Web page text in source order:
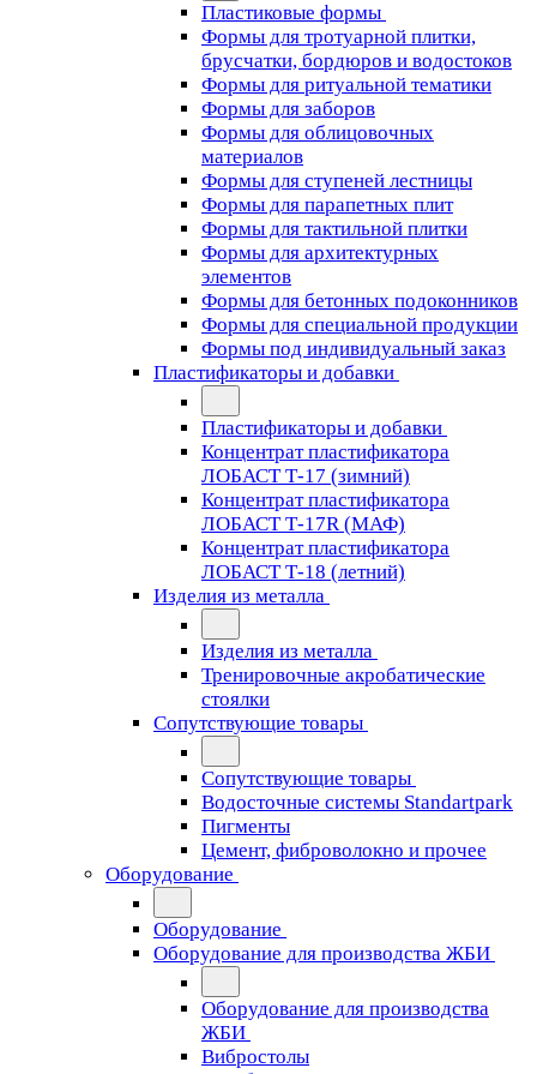
Пластиковые формы
Формы для тротуарной плитки,
брусчатки, бордюров и водостоков
Формы для ритуальной тематики
Формы для заборов
Формы для облицовочных
материалов
Формы для ступеней лестницы
Формы для парапетных плит
Формы для тактильной плитки
Формы для архитектурных
элементов
Формы для бетонных подоконников
Формы для специальной продукции
Формы под индивидуальный заказ
Пластификаторы и добавки
Пластификаторы и добавки
Концентрат пластификатора
ЛОБАСТ Т-17 (зимний)
Концентрат пластификатора
ЛОБАСТ Т-17R (МАФ)
Концентрат пластификатора
ЛОБАСТ Т-18 (летний)
Изделия из металла
Изделия из металла
Тренировочные акробатические
стоялки
Сопутствующие товары
Сопутствующие товары
Водосточные системы Standartpark
Пигменты
Цемент, фиброволокно и прочее
Оборудование
Оборудование
Оборудование для производства ЖБИ
Оборудование для производства
ЖБИ
Вибростолы